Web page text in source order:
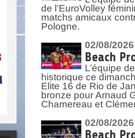
>
de l’EuroVolley
matchs amicaux
Pologne.
02/08/2026
Beach
L’équipe
historique ce
Elite 16 de Rio de
bronze pour Arnaud
Chamereau et
02/08/2026